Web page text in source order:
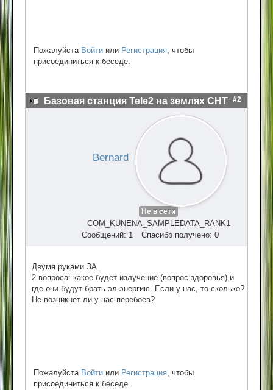
Пожалуйста Войти или Регистрация , чтобы
присоединиться к беседе.
Базовая станция Tele2 на землях СНТ #2
Bernard
Не в сети
COM_KUNENA_SAMPLEDATA_RANK1
Сообщений: 1
Спасибо получено: 0
Двумя руками ЗА.
2 вопроса: какое будет излучение (вопрос здоровья) и
где они будут брать эл.энергию. Если у нас, то сколько?
Не возникнет ли у нас перебоев?
Пожалуйста Войти или Регистрация , чтобы
присоединиться к беседе.